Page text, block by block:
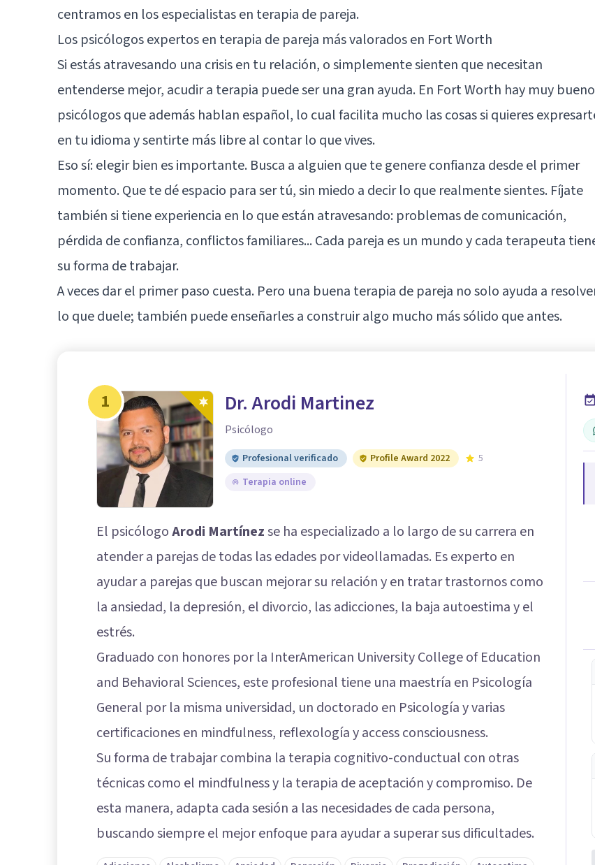
centramos en los especialistas en terapia de pareja.
Los psicólogos expertos en terapia de pareja más valorados en Fort Worth
Si estás atravesando una crisis en tu relación, o simplemente sienten que necesitan
entenderse mejor, acudir a terapia puede ser una gran ayuda. En Fort Worth hay muy
psicólogos que además hablan español, lo cual facilita mucho las cosas si quieres
en tu idioma y sentirte más libre al contar lo que vives.
Eso sí: elegir bien es importante. Busca a alguien que te genere confianza desde el primer
momento. Que te dé espacio para ser tú, sin miedo a decir lo que realmente sientes. Fíjate
también si tiene experiencia en lo que están atravesando: problemas de comunicación,
pérdida de confianza, conflictos familiares... Cada pareja es un mundo y cada terapeuta
su forma de trabajar.
A veces dar el primer paso cuesta. Pero una buena terapia de pareja no solo ayuda a
lo que duele; también puede enseñarles a construir algo mucho más sólido que antes.
1 Dr. Arodi Martinez
Psicólogo
Profesional verificado Profile Award 2022
5
Terapia online
El psicólogoArodi Martínezse ha especializado a lo largo de su carrera en
atender a parejas de todas las edades por videollamadas. Es experto en
ayudar a parejas que buscan mejorar su relación y en tratar trastornos como
la ansiedad, la depresión, el divorcio, las adicciones, la baja autoestima y el
estrés.
Graduado con honores por la InterAmerican University College of Education
and Behavioral Sciences, este profesional tiene una maestría en Psicología
General por la misma universidad, un doctorado en Psicología y varias
certificaciones en mindfulness, reflexología y access consciousness.
Su forma de trabajar combina la terapia cognitivo-conductual con otras
técnicas como el mindfulness y la terapia de aceptación y compromiso. De
esta manera, adapta cada sesión a las necesidades de cada persona,
buscando siempre el mejor enfoque para ayudar a superar sus dificultades.